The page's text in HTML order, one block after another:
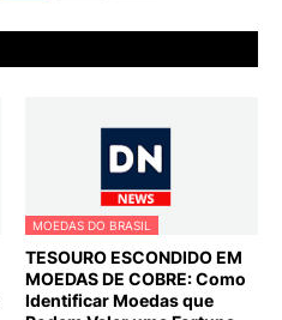
MOEDAS DO BRASIL
TESOURO ESCONDIDO EM
MOEDAS DE COBRE: Como
Identificar Moedas que